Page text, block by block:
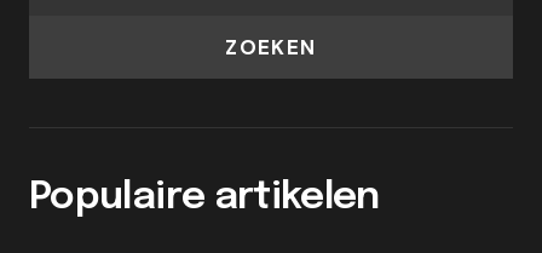
ZOEKEN
Populaire artikelen